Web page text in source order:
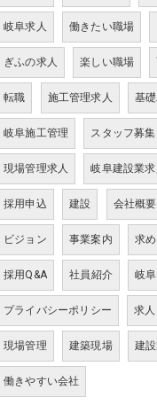
岐阜求人 働きたい職場
ぎふの求人 楽しい職場
転職 施工管理求人 基
岐阜施工管理 スタッフ募集
現場管理求人 岐阜建設業求
採用申込 建設 会社概要
ビジョン 事業案内 求
採用Q&A 社員紹介 岐阜
プライバシーポリシー 求人
現場管理 建築現場 建
働きやすい会社